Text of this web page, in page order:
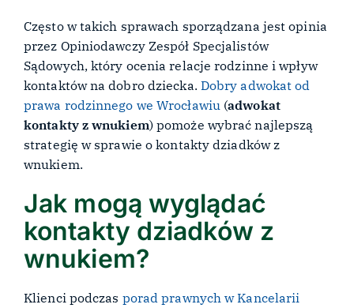
Często w takich sprawach sporządzana jest opinia
przez Opiniodawczy Zespół Specjalistów
Sądowych, który ocenia relacje rodzinne i wpływ
kontaktów na dobro dziecka. Dobry adwokat od
prawa rodzinnego we Wrocławiu(adwokat
kontakty z wnukiem) pomoże wybrać najlepszą
strategię w sprawie o kontakty dziadków z
wnukiem.
Jak mogą wyglądać
kontakty dziadków z
wnukiem?
Klienci podczas porad prawnych w Kancelarii